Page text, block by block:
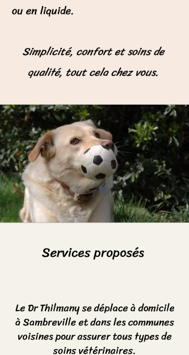
ou en liquide.
Simplicité, confort et soins de
qualité, tout cela chez vous.
Services proposés
Le Dr Thilmany se déplace à domicile
à Sambreville et dans les communes
voisines pour assurer tous types de
soins vétérinaires.